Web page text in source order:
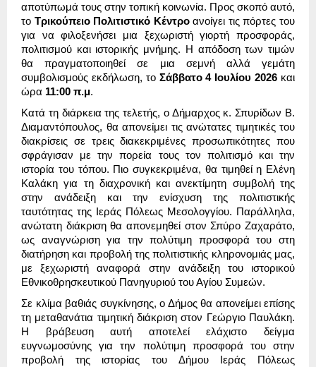
αποτύπωμά τους στην τοπική κοινωνία. Προς σκοπό αυτό,
το Τρικούπειο Πολιτιστικό Κέντροανοίγει τις πόρτες του
για να φιλοξενήσει μια ξεχωριστή γιορτή προσφοράς,
πολιτισμού και ιστορικής μνήμης. Η απόδοση των τιμών
θα πραγματοποιηθεί σε μια σεμνή αλλά γεμάτη
συμβολισμούς εκδήλωση, το Σάββατο 4 Ιουλίου 2026 και
ώρα 11:00 π.μ.
Κατά τη διάρκεια της τελετής, ο Δήμαρχος κ. Σπυρίδων Β.
Διαμαντόπουλος, θα απονείμει τις ανώτατες τιμητικές του
διακρίσεις σε τρεις διακεκριμένες προσωπικότητες που
σφράγισαν με την πορεία τους τον πολιτισμό και την
ιστορία του τόπου. Πιο συγκεκριμένα, θα τιμηθεί η Ελένη
Καλάκη για τη διαχρονική και ανεκτίμητη συμβολή της
στην ανάδειξη και την ενίσχυση της πολιτιστικής
ταυτότητας της Ιεράς Πόλεως Μεσολογγίου. Παράλληλα,
ανώτατη διάκριση θα απονεμηθεί στον Σπύρο Ζαχαράτο,
ως αναγνώριση για την πολύτιμη προσφορά του στη
διατήρηση και προβολή της πολιτιστικής κληρονομιάς μας,
με ξεχωριστή αναφορά στην ανάδειξη του ιστορικού
Εθνικοθρησκευτικού Πανηγυριού του Αγίου Συμεών.
Σε κλίμα βαθιάς συγκίνησης, ο Δήμος θα απονείμει επίσης
τη μεταθανάτια τιμητική διάκριση στον Γεώργιο Παυλάκη.
Η βράβευση αυτή αποτελεί ελάχιστο δείγμα
ευγνωμοσύνης για την πολύτιμη προσφορά του στην
προβολή της ιστορίας του Δήμου Ιεράς Πόλεως